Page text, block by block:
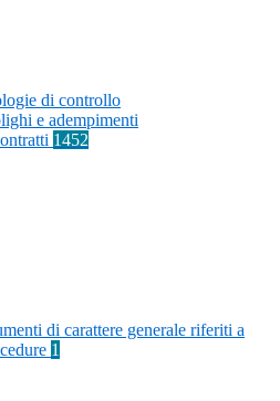
di controllo
e adempimenti
1452
di carattere generale riferiti a
1